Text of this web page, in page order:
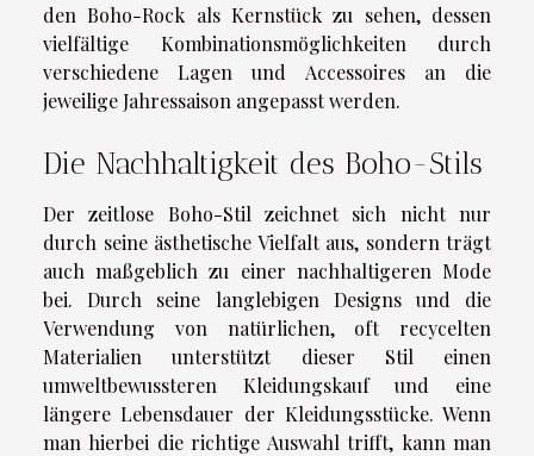
den Boho-Rock als Kernstück zu sehen, dessen
vielfältige Kombinationsmöglichkeiten durch
verschiedene Lagen und Accessoires an die
jeweilige Jahressaison angepasst werden.
Die Nachhaltigkeit des Boho-Stils
Der zeitlose Boho-Stil zeichnet sich nicht nur
durch seine ästhetische Vielfalt aus, sondern trägt
auch maßgeblich zu einer nachhaltigeren Mode
bei. Durch seine langlebigen Designs und die
Verwendung von natürlichen, oft recycelten
Materialien unterstützt dieser Stil einen
umweltbewussteren Kleidungskauf und eine
längere Lebensdauer der Kleidungsstücke. Wenn
man hierbei die richtige Auswahl trifft, kann man